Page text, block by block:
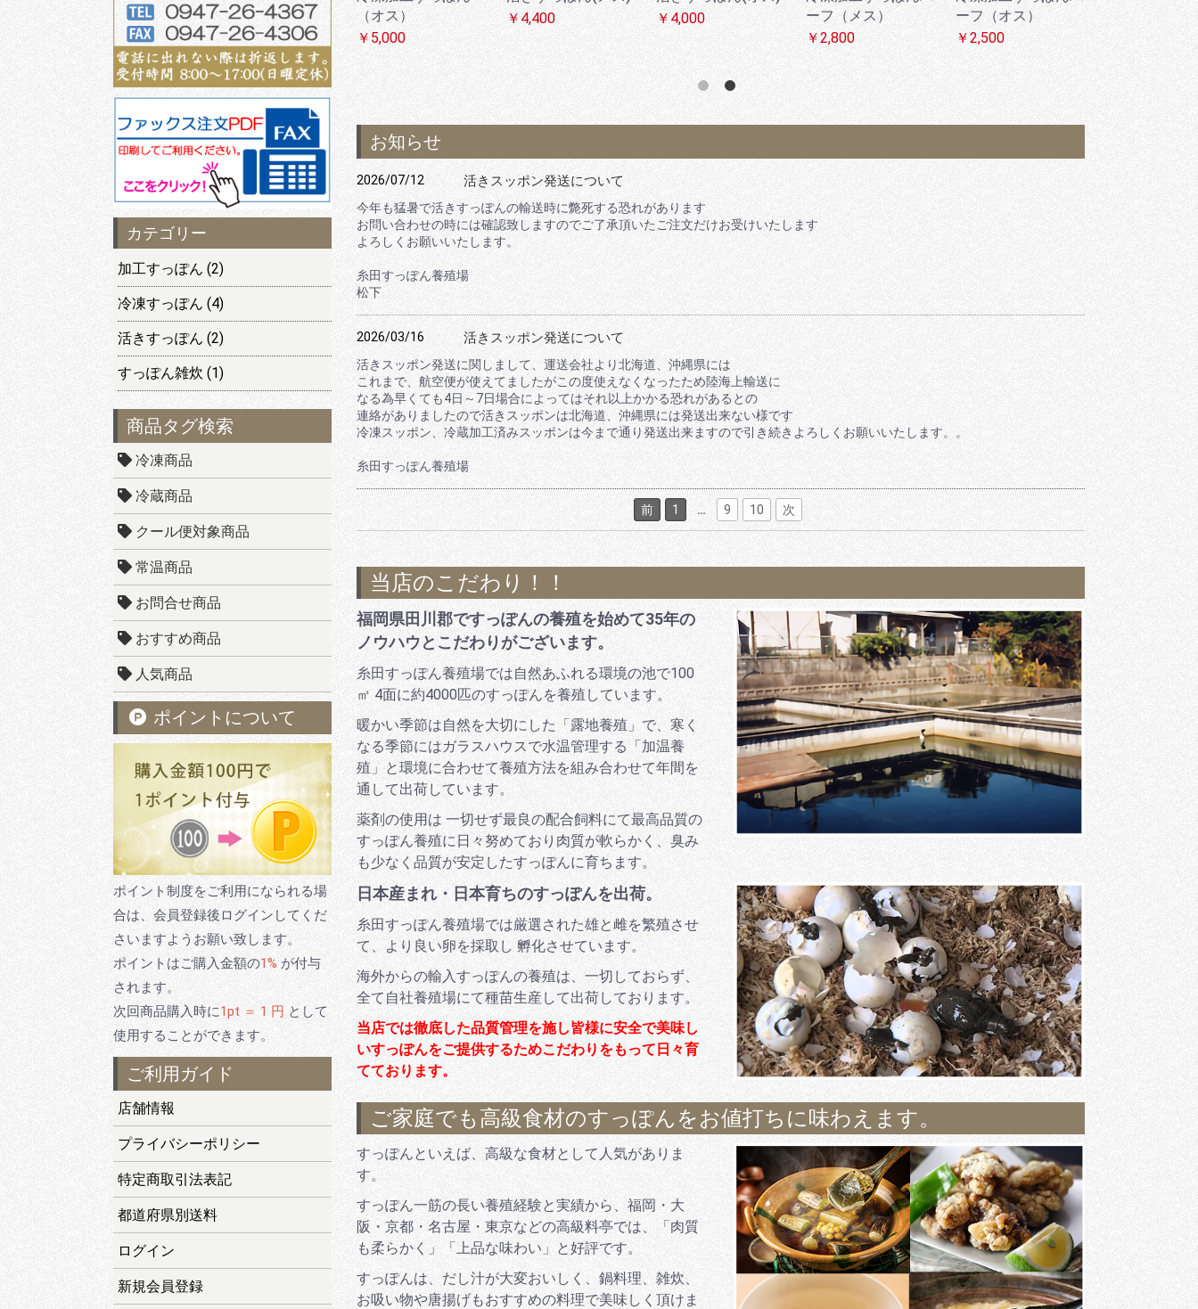
カテゴリー
加工すっぽん (2)
冷凍すっぽん (4)
活きすっぽん (2)
すっぽん雑炊 (1)
商品タグ検索
冷凍商品
冷蔵商品
クール便対象商品
常温商品
お問合せ商品
おすすめ商品
人気商品
ポイントについて
ポイント制度をご利用になられる場
合は、会員登録後ログインしてくだ
さいますようお願い致します。
ポイントはご購入金額の1% が付与
されます。
次回商品購入時に1pt ＝ 1 円 として
使用することができます。
ご利用ガイド
店舗情報
プライバシーポリシー
特定商取引法表記
都道府県別送料
ログイン
新規会員登録
ス）生血付き
（メス）
￥5,400
（オス）
￥5,000
￥4,400
￥4,000
ーフ（メス）
￥2,800
ーフ（オス）
￥2,500
お知らせ
2026/07/12 活きスッポン発送について
今年も猛暑で活きすっぽんの輸送時に斃死する恐れがあります
お問い合わせの時には確認致しますのでご了承頂いたご注文だけお受けいたします
よろしくお願いいたします。
糸田すっぽん養殖場
松下
2026/03/16 活きスッポン発送について
活きスッポン発送に関しまして、運送会社より北海道、沖縄県には
これまで、航空便が使えてましたがこの度使えなくなったため陸海上輸送に
なる為早くても4日～7日場合によってはそれ以上かかる恐れがあるとの
連絡がありましたので活きスッポンは北海道、沖縄県には発送出来ない様です
冷凍スッポン、冷蔵加工済みスッポンは今まで通り発送出来ますので引き続きよろしくお願いいたします。。
糸田すっぽん養殖場
前 1 … 9 10 次
当店のこだわり！！
福岡県田川郡ですっぽんの養殖を始めて35年の
ノウハウとこだわりがございます。
糸田すっぽん養殖場では自然あふれる環境の池で100
㎡ 4面に約4000匹のすっぽんを養殖しています。
暖かい季節は自然を大切にした「露地養殖」で、寒く
なる季節にはガラスハウスで水温管理する「加温養
殖」と環境に合わせて養殖方法を組み合わせて年間を
通して出荷しています。
薬剤の使用は 一切せず最良の配合飼料にて最高品質の
すっぽん養殖に日々努めており肉質が軟らかく、臭み
も少なく品質が安定したすっぽんに育ちます。
日本産まれ・日本育ちのすっぽんを出荷。
糸田すっぽん養殖場では厳選された雄と雌を繁殖させ
て、より良い卵を採取し 孵化させています。
海外からの輸入すっぽんの養殖は、一切しておらず、
全て自社養殖場にて種苗生産して出荷しております。
当店では徹底した品質管理を施し皆様に安全で美味し
いすっぽんをご提供するためこだわりをもって日々育
てております。
ご家庭でも高級食材のすっぽんをお値打ちに味わえます。
すっぽんといえば、高級な食材として人気がありま
す。
すっぽん一筋の長い養殖経験と実績から、福岡・大
阪・京都・名古屋・東京などの高級料亭では、「肉質
も柔らかく」「上品な味わい」と好評です。
すっぽんは、だし汁が大変おいしく、鍋料理、雑炊、
お吸い物や唐揚げもおすすめの料理で美味しく頂けま